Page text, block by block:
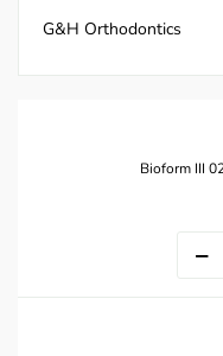
G&H Orthodontics
Bioform III